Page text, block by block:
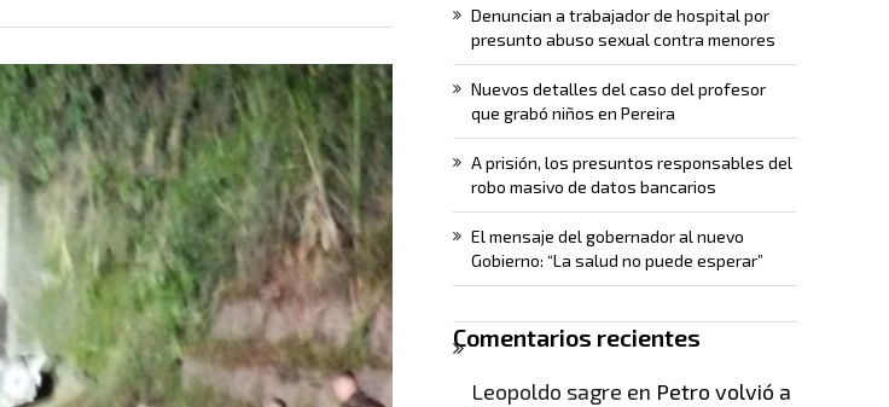
Denuncian a trabajador de hospital por
presunto abuso sexual contra menores
Nuevos detalles del caso del profesor
que grabó niños en Pereira
A prisión, los presuntos responsables del
robo masivo de datos bancarios
El mensaje del gobernador al nuevo
Gobierno: “La salud no puede esperar”
Comentarios recientes
Leopoldo sagre en Petro volvió a